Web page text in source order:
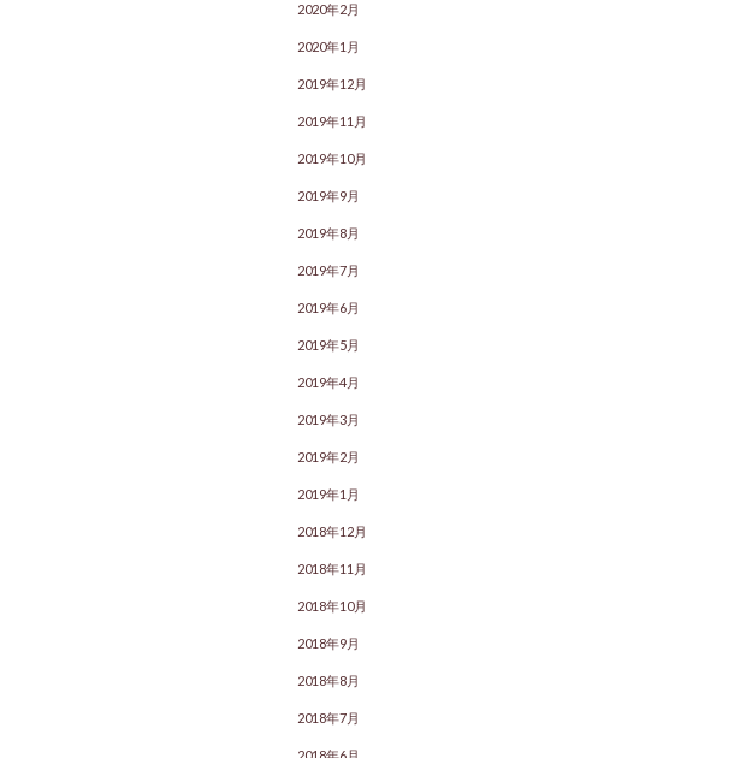
2020年2月
2020年1月
2019年12月
2019年11月
2019年10月
2019年9月
2019年8月
2019年7月
2019年6月
2019年5月
2019年4月
2019年3月
2019年2月
2019年1月
2018年12月
2018年11月
2018年10月
2018年9月
2018年8月
2018年7月